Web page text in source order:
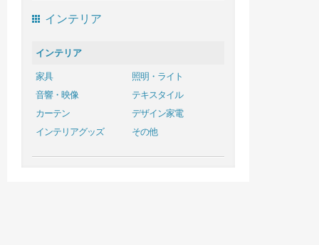
インテリア
インテリア
家具
照明・ライト
音響・映像
テキスタイル
カーテン
デザイン家電
インテリアグッズ
その他